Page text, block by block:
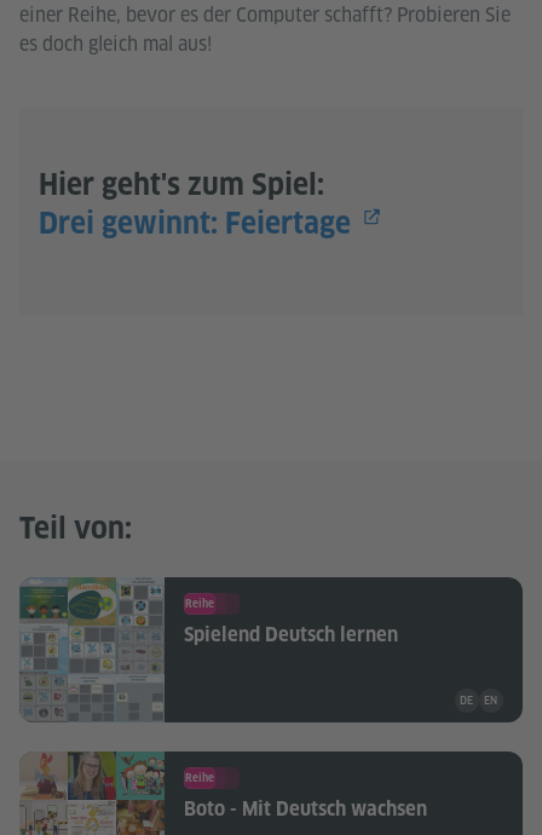
einer Reihe, bevor es der Computer schafft? Probieren Sie
es doch gleich mal aus!
Hier geht's zum Spiel:
Drei gewinnt: Feiertage
Teil von:
Reihe
Spielend Deutsch lernen
DE EN
Reihe
Boto - Mit Deutsch wachsen